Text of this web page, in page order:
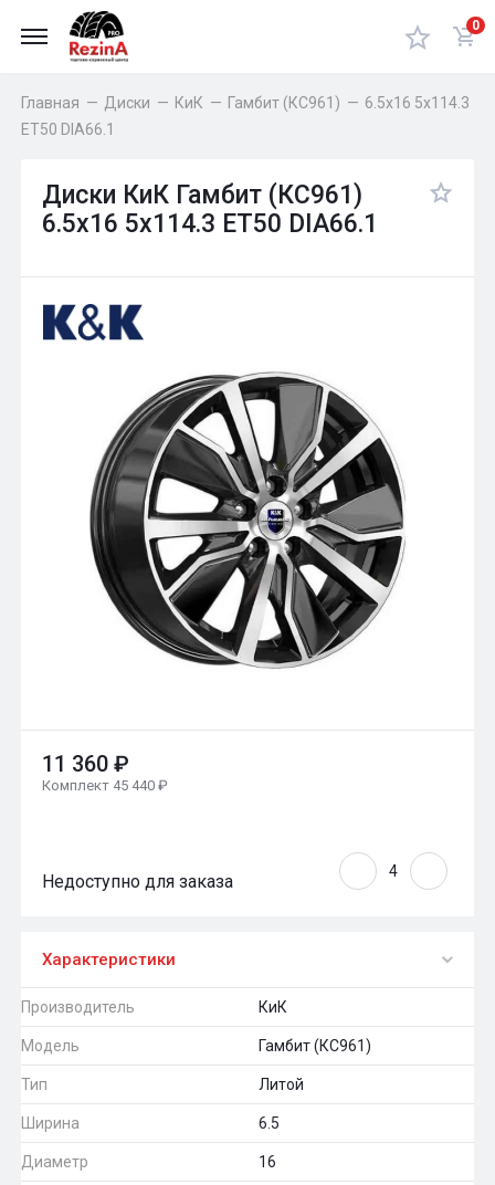
0
Главная — Диски — КиК — Гамбит (КС961) — 6.5x16 5x114.3
ET50 DIA66.1
Диски КиК Гамбит (КС961)
6.5x16 5x114.3 ET50 DIA66.1
11 360 ₽
Комплект 45 440 ₽
Недоступно для заказа
Характеристики
Производитель КиК
Модель Гамбит (КС961)
Тип Литой
Ширина 6.5
Диаметр 16